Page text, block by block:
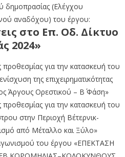
δημοπρασίας (Ελέγχου
αναδόχου) του έργου:
στο Επ. Οδ. Δίκτυο
2024»
για την κατασκευή του
της επιχειρηματικότητας
Άργους Ορεστικού – Β΄ Φάση»
για την κατασκευή του
στην Περιοχή Βέτερνικ-
από Μέταλλο και Ξύλο»
του έργου «ΕΠΕΚΤΑΣΗ